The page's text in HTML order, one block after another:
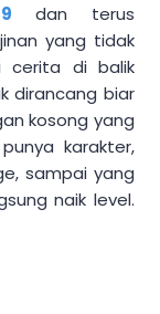
dan terus
yang tidak
cerita di balik
dirancang biar
kosong yang
karakter,
sampai yang
naik level.